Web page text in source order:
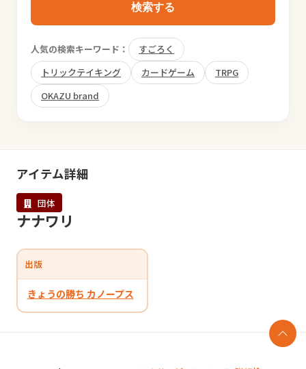
検索する
人気の検索キーワード：
すごろく
トリックテイキング
カードゲーム
TRPG
OKAZU brand
アイテム詳細
団体
ナナワリ
出版
きょうの勝ち カノープス